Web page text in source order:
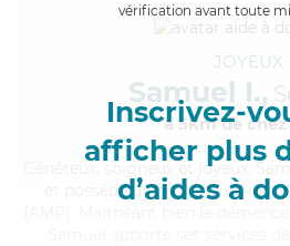
vérification avant toute
Inscrivez-
afficher plus
d’aides à
JOYEUX
Samuel I.,
à 5km de chez
, soigneux et joyeux,
et possède un diplôme d'Aide